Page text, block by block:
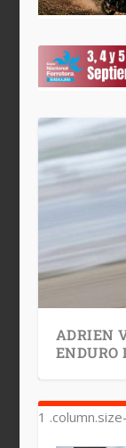
ADRIEN
ENDURO